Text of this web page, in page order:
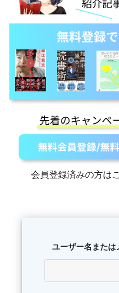
会員登録済みの方は
ユーザー名または